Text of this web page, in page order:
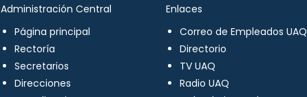
Administración Central
Página principal
Rectoría
Secretarios
Direcciones
Enlaces
Correo de Empleados UAQ
Directorio
TV UAQ
Radio UAQ